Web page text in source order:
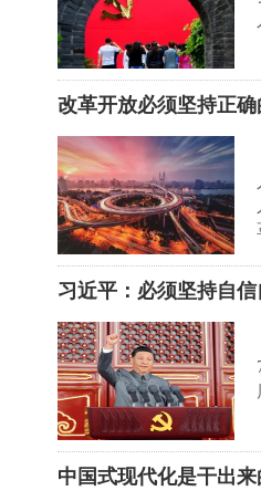
改革开放必须坚持正
习近平：必须坚持自
中国式现代化是干出